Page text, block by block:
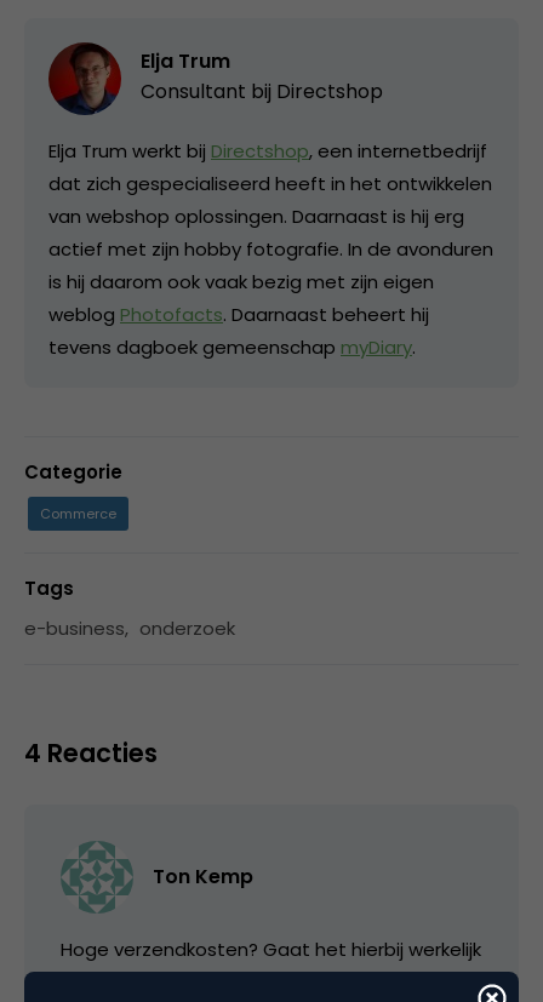
Elja Trum
Consultant bij Directshop
Elja Trum werkt bij Directshop, een internetbedrijf
dat zich gespecialiseerd heeft in het ontwikkelen
van webshop oplossingen. Daarnaast is hij erg
actief met zijn hobby fotografie. In de avonduren
is hij daarom ook vaak bezig met zijn eigen
weblog Photofacts. Daarnaast beheert hij
tevens dagboek gemeenschap myDiary.
Categorie
Commerce
Tags
e-business, onderzoek
4 Reacties
Ton Kemp
Hoge verzendkosten? Gaat het hierbij werkelijk